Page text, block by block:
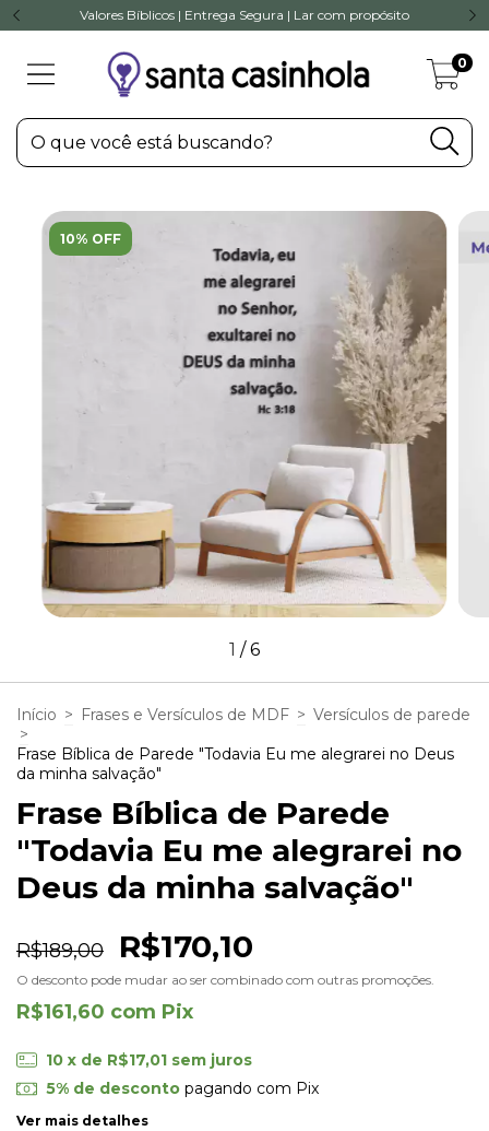
Valores Bíblicos | Entrega Segura | Lar com propósito
0
10% OFF
1 /6
Início > Frases e Versículos de MDF > Versículos de parede
>
Frase Bíblica de Parede "Todavia Eu me alegrarei no Deus
da minha salvação"
Frase Bíblica de Parede
"Todavia Eu me alegrarei no
Deus da minha salvação"
R$189,00 R$170,10
O desconto pode mudar ao ser combinado com outras promoções.
R$161,60 com Pix
10 x de R$17,01 sem juros
5% de descontopagando com Pix
Ver mais detalhes